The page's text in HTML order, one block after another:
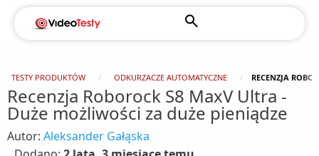
TESTY PRODUKTÓW ODKURZACZE AUTOMATYCZNE RECENZJA
Recenzja Roborock S8 MaxV Ultra -
Duże możliwości za duże pieniądze
Autor: Aleksander Gałąska